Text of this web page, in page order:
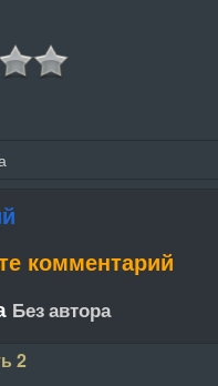
комментарий
Без автора
2